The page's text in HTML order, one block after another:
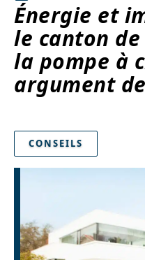
Énergie et
le canton
la pompe à
argument
CONSEILS